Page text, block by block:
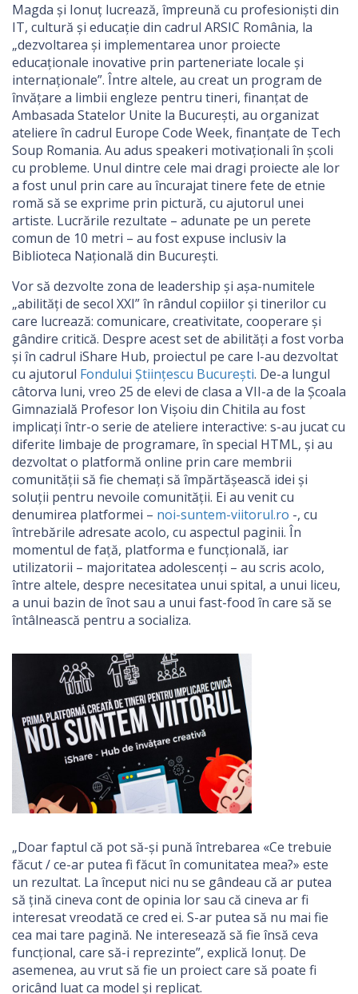
Magda și Ionuț lucrează, împreună cu profesioniști din
IT, cultură și educație din cadrul ARSIC România, la
„dezvoltarea și implementarea unor proiecte
educaționale inovative prin parteneriate locale și
internaționale”. Între altele, au creat un program de
învățare a limbii engleze pentru tineri, finanțat de
Ambasada Statelor Unite la București, au organizat
ateliere în cadrul Europe Code Week, finanțate de Tech
Soup Romania. Au adus speakeri motivaționali în școli
cu probleme. Unul dintre cele mai dragi proiecte ale lor
a fost unul prin care au încurajat tinere fete de etnie
romă să se exprime prin pictură, cu ajutorul unei
artiste. Lucrările rezultate – adunate pe un perete
comun de 10 metri – au fost expuse inclusiv la
Biblioteca Națională din București.
Vor să dezvolte zona de leadership și așa-numitele
„abilități de secol XXI” în rândul copiilor și tinerilor cu
care lucrează: comunicare, creativitate, cooperare și
gândire critică. Despre acest set de abilități a fost vorba
și în cadrul iShare Hub, proiectul pe care l-au dezvoltat
cu ajutorul Fondului Științescu București. De-a lungul
câtorva luni, vreo 25 de elevi de clasa a VII-a de la Școala
Gimnazială Profesor Ion Vișoiu din Chitila au fost
implicați într-o serie de ateliere interactive: s-au jucat cu
diferite limbaje de programare, în special HTML, și au
dezvoltat o platformă online prin care membrii
comunității să fie chemați să împărtășească idei și
soluții pentru nevoile comunității. Ei au venit cu
denumirea platformei – noi-suntem-viitorul.ro -, cu
întrebările adresate acolo, cu aspectul paginii. În
momentul de față, platforma e funcțională, iar
utilizatorii – majoritatea adolescenți – au scris acolo,
între altele, despre necesitatea unui spital, a unui liceu,
a unui bazin de înot sau a unui fast-food în care să se
întâlnească pentru a socializa.
„Doar faptul că pot să-și pună întrebarea «Ce trebuie
făcut / ce-ar putea fi făcut în comunitatea mea?» este
un rezultat. La început nici nu se gândeau că ar putea
să țină cineva cont de opinia lor sau că cineva ar fi
interesat vreodată ce cred ei. S-ar putea să nu mai fie
cea mai tare pagină. Ne interesează să fie însă ceva
funcțional, care să-i reprezinte”, explică Ionuț. De
asemenea, au vrut să fie un proiect care să poate fi
oricând luat ca model și replicat.